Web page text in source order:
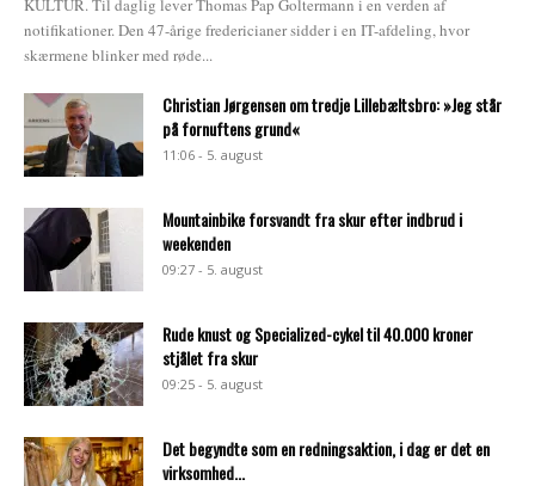
KULTUR. Til daglig lever Thomas Pap Goltermann i en verden af
notifikationer. Den 47-årige fredericianer sidder i en IT-afdeling, hvor
skærmene blinker med røde...
Christian Jørgensen om tredje Lillebæltsbro: »Jeg står
på fornuftens grund«
11:06 - 5. august
Mountainbike forsvandt fra skur efter indbrud i
weekenden
09:27 - 5. august
Rude knust og Specialized-cykel til 40.000 kroner
stjålet fra skur
09:25 - 5. august
Det begyndte som en redningsaktion, i dag er det en
virksomhed...